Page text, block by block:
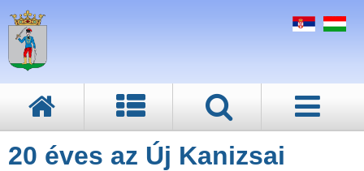
20 éves az Új Kanizsai